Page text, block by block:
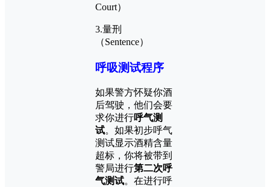
Court）
3.量刑
（Sentence）
呼吸测试程序
如果警方怀疑你酒
后驾驶，他们会要
求你进行呼气测
试。如果初步呼气
测试显示酒精含量
超标，你将被带到
警局进行第二次呼
气测试。在进行呼